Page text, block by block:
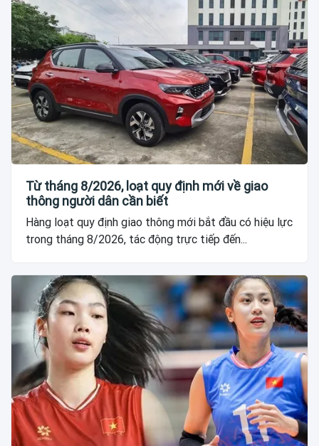
Từ tháng 8/2026, loạt quy định mới về giao
thông người dân cần biết
Hàng loạt quy định giao thông mới bắt đầu có hiệu lực
trong tháng 8/2026, tác động trực tiếp đến...